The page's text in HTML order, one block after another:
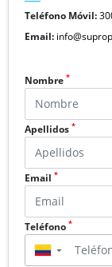
Teléfono Móvil:
Email:
Nombre *
Apellidos *
Email *
Teléfono *
▼